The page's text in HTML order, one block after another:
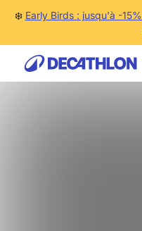
❄️ Early Birds : jusqu'à -